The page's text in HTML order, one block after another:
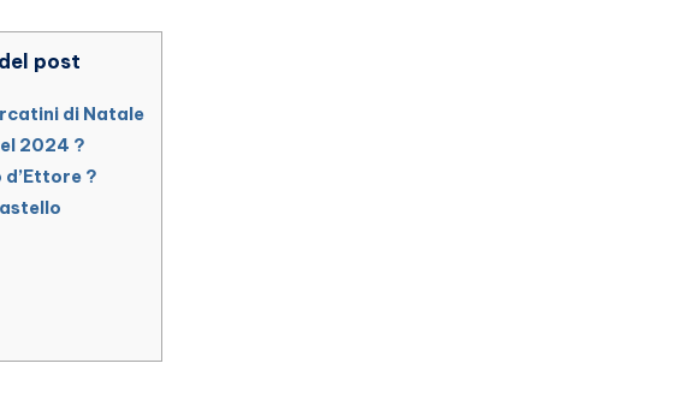
post
di Natale
2024 ?
?